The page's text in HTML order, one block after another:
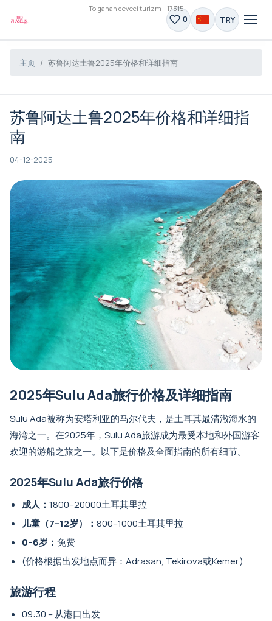
Tolgahan deveci turizm - 17315
0 TRY
主页 苏鲁阿达土鲁2025年价格和详细指南
苏鲁阿达土鲁2025年价格和详细指
南
04-12-2025
2025年Sulu Ada旅行价格及详细指南
Sulu Ada被称为安塔利亚的马尔代夫，是土耳其最清澈海水的
海湾之一。在2025年，Sulu Ada旅游成为最受本地和外国游客
欢迎的游船之旅之一。以下是价格及全面指南的所有细节。
2025年Sulu Ada旅行价格
成人： 1800–20000土耳其里拉
儿童（7–12岁）： 800–1000土耳其里拉
0–6岁： 免费
(价格根据出发地点而异：Adrasan, Tekirova或Kemer.)
旅游行程
09:30 – 从港口出发